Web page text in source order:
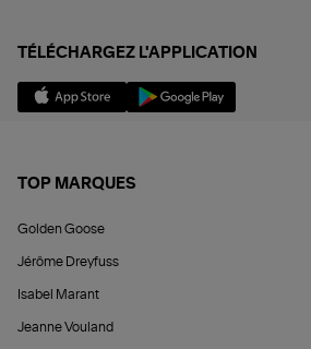
TÉLÉCHARGEZ L'APPLICATION
TOP MARQUES
Golden Goose
Jérôme Dreyfuss
Isabel Marant
Jeanne Vouland